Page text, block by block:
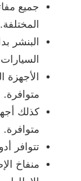
جميع
المختلفة.
البنشر
متوافرة.
كذلك
متوافرة.
تتوافر
منفاخ